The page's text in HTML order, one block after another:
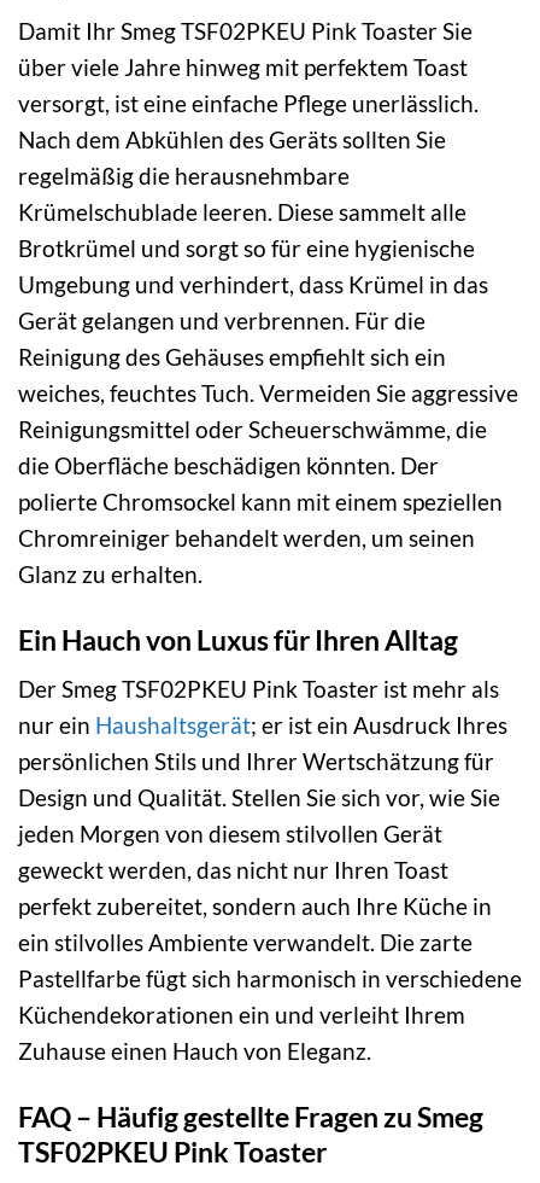
Damit Ihr Smeg TSF02PKEU Pink Toaster Sie
über viele Jahre hinweg mit perfektem Toast
versorgt, ist eine einfache Pflege unerlässlich.
Nach dem Abkühlen des Geräts sollten Sie
regelmäßig die herausnehmbare
Krümelschublade leeren. Diese sammelt alle
Brotkrümel und sorgt so für eine hygienische
Umgebung und verhindert, dass Krümel in das
Gerät gelangen und verbrennen. Für die
Reinigung des Gehäuses empfiehlt sich ein
weiches, feuchtes Tuch. Vermeiden Sie aggressive
Reinigungsmittel oder Scheuerschwämme, die
die Oberfläche beschädigen könnten. Der
polierte Chromsockel kann mit einem speziellen
Chromreiniger behandelt werden, um seinen
Glanz zu erhalten.
Ein Hauch von Luxus für Ihren Alltag
Der Smeg TSF02PKEU Pink Toaster ist mehr als
nur ein Haushaltsgerät; er ist ein Ausdruck Ihres
persönlichen Stils und Ihrer Wertschätzung für
Design und Qualität. Stellen Sie sich vor, wie Sie
jeden Morgen von diesem stilvollen Gerät
geweckt werden, das nicht nur Ihren Toast
perfekt zubereitet, sondern auch Ihre Küche in
ein stilvolles Ambiente verwandelt. Die zarte
Pastellfarbe fügt sich harmonisch in verschiedene
Küchendekorationen ein und verleiht Ihrem
Zuhause einen Hauch von Eleganz.
FAQ – Häufig gestellte Fragen zu Smeg
TSF02PKEU Pink Toaster